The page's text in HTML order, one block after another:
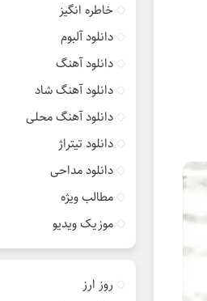
خاطره انگیز
دانلود آلبوم
دانلود آهنگ
دانلود آهنگ شاد
دانلود آهنگ محلی
دانلود تیتراژ
دانلود مداحی
مطالب ویژه
موزیک ویدیو
روز ارز